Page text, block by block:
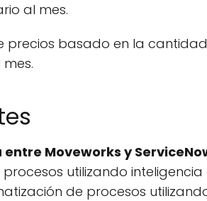
al mes.
precios basado en la
Moveworks y
utilizando
de procesos